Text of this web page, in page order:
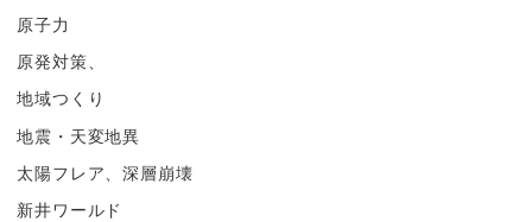
原子力
原発対策、
地域つくり
地震・天変地異
太陽フレア、深層崩壊
新井ワールド